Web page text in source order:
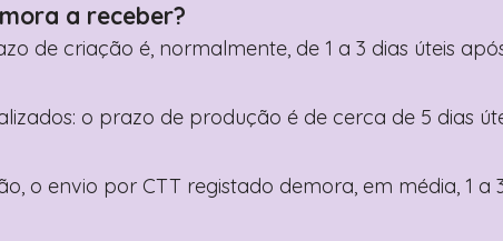
a receber?
de criação é, normalmente, de 1 a 3 dias úteis
o prazo de produção é de cerca de 5 dias
o envio por CTT registado demora, em média, 1 a